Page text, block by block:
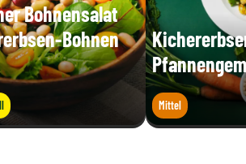
Bohnensalat
Bohnen
Mittel